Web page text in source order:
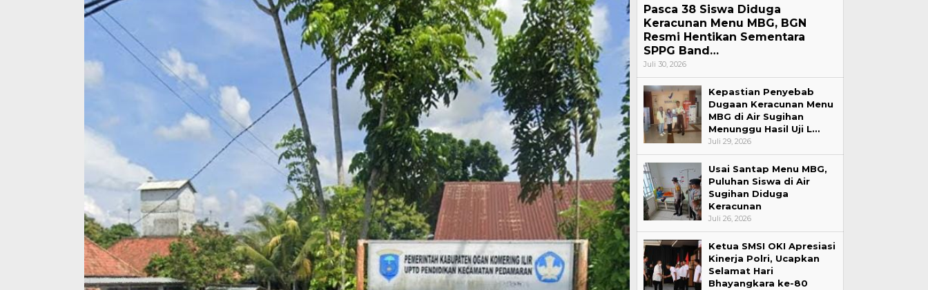
Pasca 38 Siswa Diduga
Keracunan Menu MBG, BGN
Resmi Hentikan Sementara
SPPG Band…
Juli 30, 2026
Kepastian Penyebab
Dugaan Keracunan Menu
MBG di Air Sugihan
Menunggu Hasil Uji L…
Juli 29, 2026
Usai Santap Menu MBG,
Puluhan Siswa di Air
Sugihan Diduga
Keracunan
Juli 26, 2026
Ketua SMSI OKI Apresiasi
Kinerja Polri, Ucapkan
Selamat Hari
Bhayangkara ke-80